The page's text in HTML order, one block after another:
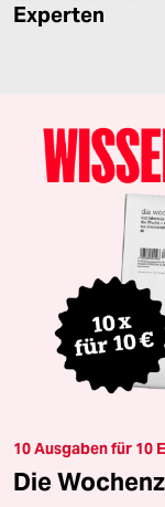
Experten
10 Ausgaben für 10
Die